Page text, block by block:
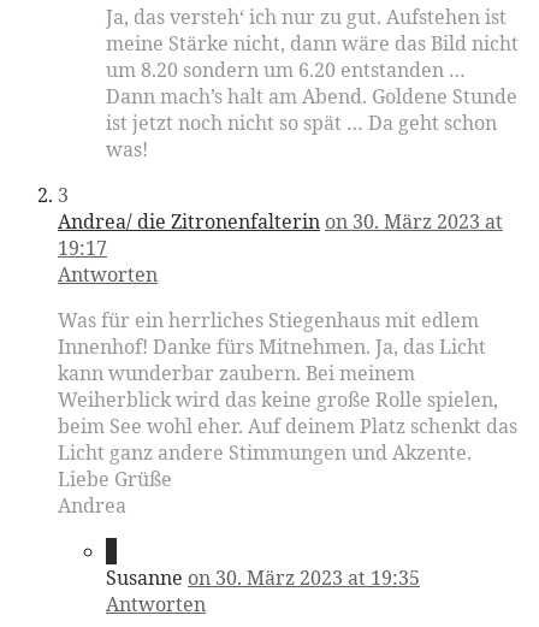
Ja, das versteh‘ ich nur zu gut. Aufstehen ist
meine Stärke nicht, dann wäre das Bild nicht
um 8.20 sondern um 6.20 entstanden …
Dann mach’s halt am Abend. Goldene Stunde
ist jetzt noch nicht so spät … Da geht schon
was!
3
Andrea/ die Zitronenfalterin on 30. März 2023 at
19:17
Antworten
Was für ein herrliches Stiegenhaus mit edlem
Innenhof! Danke fürs Mitnehmen. Ja, das Licht
kann wunderbar zaubern. Bei meinem
Weiherblick wird das keine große Rolle spielen,
beim See wohl eher. Auf deinem Platz schenkt das
Licht ganz andere Stimmungen und Akzente.
Liebe Grüße
Andrea
Susanne on 30. März 2023 at 19:35
Antworten